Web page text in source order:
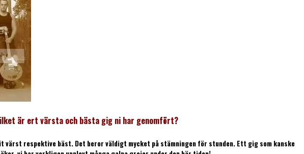
är ert värsta och bästa gig ni har genomfört?
respektive bäst. Det beror väldigt mycket på stämningen för stunden. Ett gig som kanske